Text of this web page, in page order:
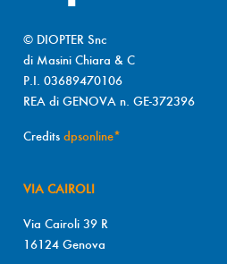
© DIOPTER Snc
di Masini Chiara & C
P.I. 03689470106
REA di GENOVA n. GE-372396
Credits dpsonline*
VIA CAIROLI
Via Cairoli 39 R
16124 Genova